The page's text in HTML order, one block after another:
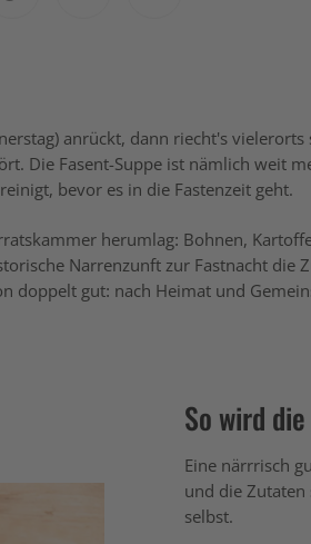
anrückt, dann riecht's
Die Fasent-Suppe ist nämlich weit
bevor es in die Fastenzeit geht.
herumlag: Bohnen,
Narrenzunft zur Fastnacht die
doppelt gut: nach Heimat und
So wird
Eine närrrisch
und die Zutaten
selbst.